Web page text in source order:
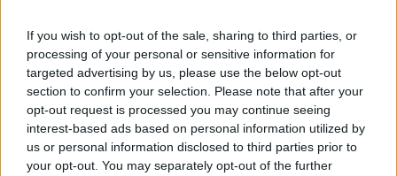
If you wish to opt-out of the sale, sharing to third parties, or
processing of your personal or sensitive information for
targeted advertising by us, please use the below opt-out
section to confirm your selection. Please note that after your
opt-out request is processed you may continue seeing
interest-based ads based on personal information utilized by
us or personal information disclosed to third parties prior to
your opt-out. You may separately opt-out of the further